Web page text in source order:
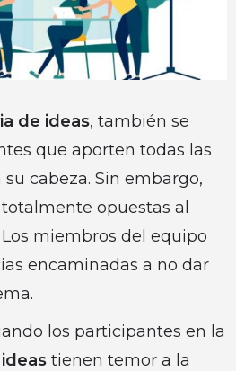
de ideas, también se
que aporten todas las
cabeza. Sin embargo,
opuestas al
miembros del equipo
encaminadas a no dar
los participantes en la
tienen temor a la